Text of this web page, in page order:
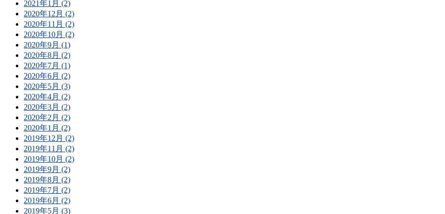
2021年1月 (2)
2020年12月 (2)
2020年11月 (2)
2020年10月 (2)
2020年9月 (1)
2020年8月 (2)
2020年7月 (1)
2020年6月 (2)
2020年5月 (3)
2020年4月 (2)
2020年3月 (2)
2020年2月 (2)
2020年1月 (2)
2019年12月 (2)
2019年11月 (2)
2019年10月 (2)
2019年9月 (2)
2019年8月 (2)
2019年7月 (2)
2019年6月 (2)
2019年5月 (3)